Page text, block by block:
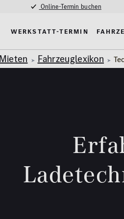
Online-Termin buchen
Werkstatt-Termin
Fahrzeuglexikon